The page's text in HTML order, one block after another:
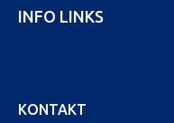
INFO LINKS
KONTAKT